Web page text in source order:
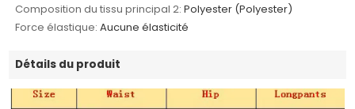
Composition du tissu principal 2: Polyester (Polyester)
Force élastique: Aucune élasticité
Détails du produit